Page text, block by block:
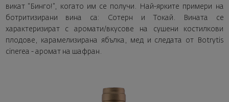
викат “Бинго!”, когато им се получи. Най-ярките примери на
ботритизирани вина са: Сотерн и Токай. Вината се
характеризират с аромати/вкусове на сушени костилкови
плодове, карамелизирана ябълка, мед и следата от Botrytis
cinerea - аромат на шафран.